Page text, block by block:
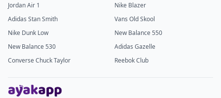
Jordan Air 1
Adidas Stan Smith
Nike Dunk Low
New Balance 530
Converse Chuck Taylor
Nike Blazer
Vans Old Skool
New Balance 550
Adidas Gazelle
Reebok Club